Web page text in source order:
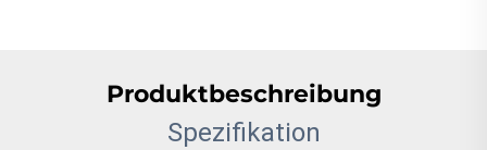
Produktbeschreibung
Spezifikation